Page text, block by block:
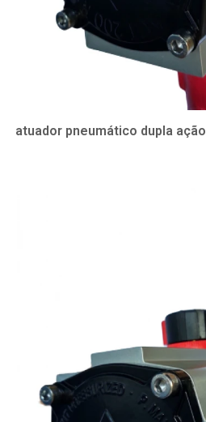
atuador pneumático dupla ação